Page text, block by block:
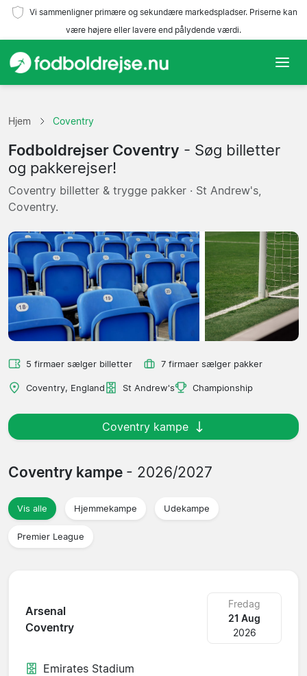
Vi sammenligner primære og sekundære markedspladser. Priserne kan
være højere eller lavere end pålydende værdi.
Hold
Rejsebureauer
Hjem Coventry
Fodboldrejser Coventry - Søg billetter
og pakkerejser!
Coventry billetter & trygge pakker · St Andrew's,
Coventry.
5 firmaer sælger billetter 7 firmaer sælger pakker
Coventry, England St Andrew's Championship
Coventry kampe
Coventry kampe - 2026/2027
Vis alle Hjemmekampe Udekampe
Premier League
Arsenal
Coventry
Fredag
21 Aug
2026
Emirates Stadium